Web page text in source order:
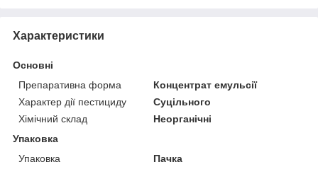
Характеристики
Основні
Препаративна форма
Концентрат емульсії
Характер дії пестициду
Суцільного
Хімічний склад
Неорганічні
Упаковка
Упаковка
Пачка